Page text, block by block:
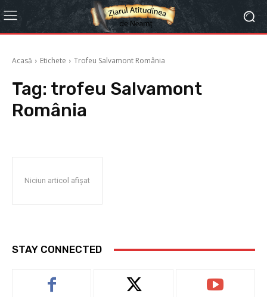
Acasă Etichete Trofeu Salvamont România
Tag: trofeu Salvamont
România
Niciun articol afișat
STAY CONNECTED